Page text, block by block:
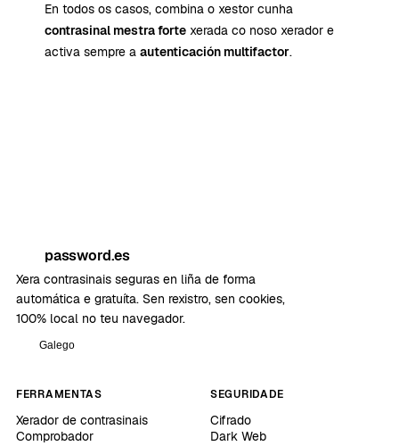
En todos os casos, combina o xestor cunha
contrasinal mestra fortexerada co noso xerador e
activa sempre a autenticación multifactor.
password.es
Xera contrasinais seguras en liña de forma
automática e gratuíta. Sen rexistro, sen cookies,
100% local no teu navegador.
Galego
FERRAMENTAS
Xerador de contrasinais
Comprobador
SEGURIDADE
Cifrado
Dark Web